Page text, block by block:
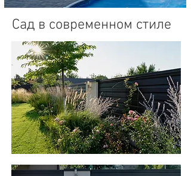
Сад в современном стиле